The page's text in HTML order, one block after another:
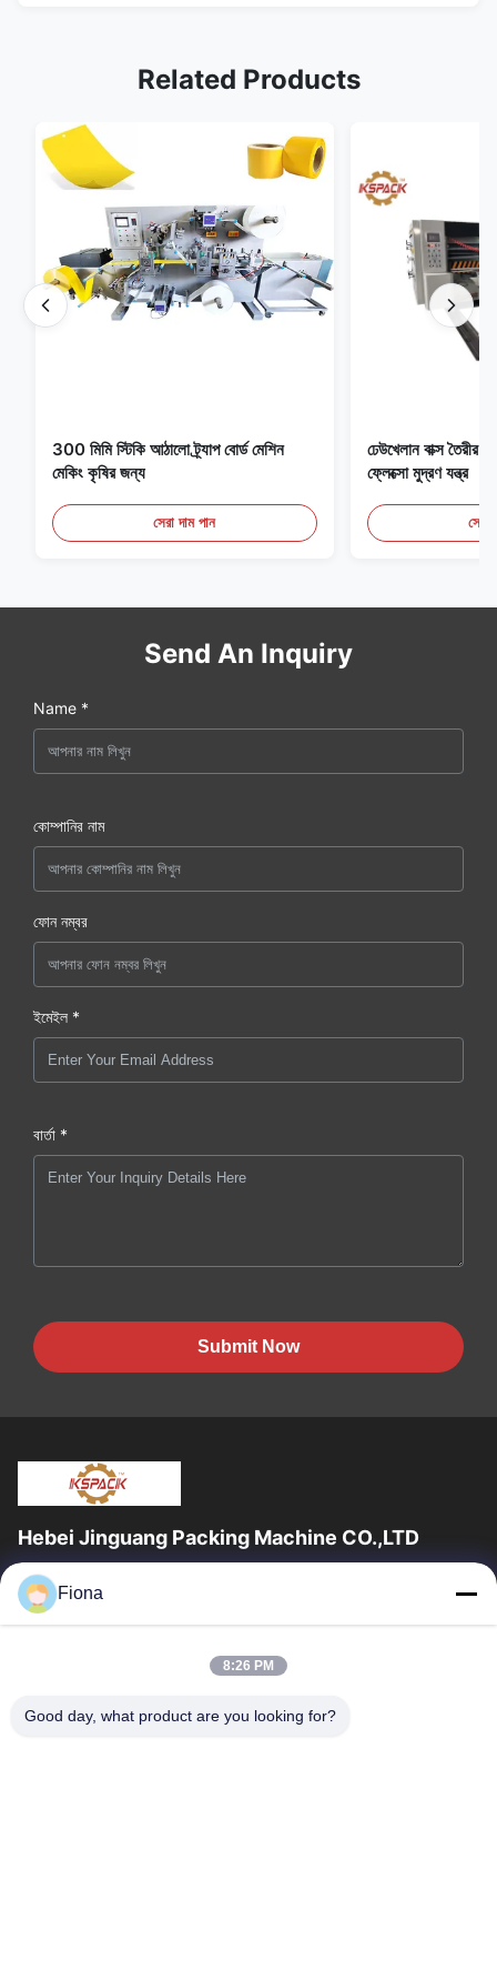
Related Products
300 মিমি স্টিকি আঠালো ট্র্যাপ বোর্ড মেশিন
মেকিং কৃষির জন্য
সেরা দাম পান
ঢেউখেলান বাক্স তৈরীর
ফ্লেক্সো মুদ্রণ যন্ত্র
সেরা
Send An Inquiry
Name *
কোম্পানির নাম
ফোন নম্বর
ইমেইল *
বার্তা *
Submit Now
Hebei Jinguang Packing Machine CO.,LTD
জিনগুয়াং প্যাকিং মেশিন কো লিমিটেড হ'ল একটি পেশাদার professionalেউখেলানযুক্ত
শক্ত কাগজ মুদ্রণ সরঞ্জাম এবং দশ বছরেরও বেশি সময় ধরে শক্ত কাগজ...
দ্রুত লিঙ্ক
পণ্য
আমাদের সম্পর্কে
কারখানা ভ্রমণ
Fiona
8:26 PM
Good day, what product are you looking for?